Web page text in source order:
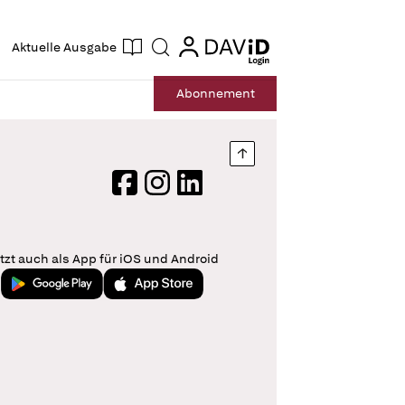
Aktuelle Ausgabe Suche login
login
Abonnement
Nach oben springen
FacebookInstagram
LinkedIn
auch als App für iOS und Android
Jetzt bei Google PlayLaden im App Store